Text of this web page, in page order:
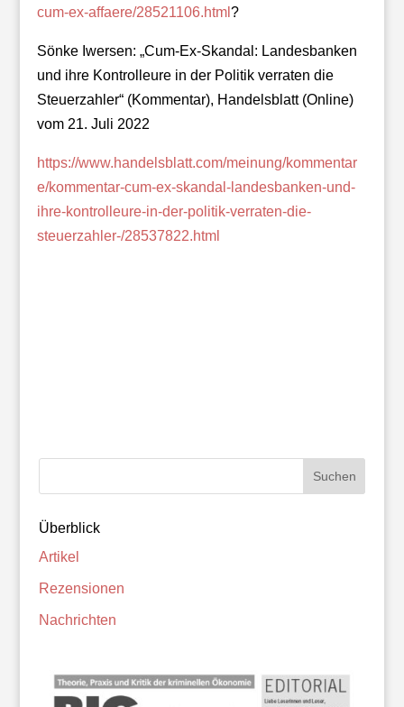
cum-ex-affaere/28521106.html ?
Sönke Iwersen: „Cum-Ex-Skandal: Landesbanken
und ihre Kontrolleure in der Politik verraten die
Steuerzahler“ (Kommentar), Handelsblatt (Online)
vom 21. Juli 2022
https://www.handelsblatt.com/meinung/kommentar
e/kommentar-cum-ex-skandal-landesbanken-und-
ihre-kontrolleure-in-der-politik-verraten-die-
steuerzahler-/28537822.html
Überblick
Artikel
Rezensionen
Nachrichten